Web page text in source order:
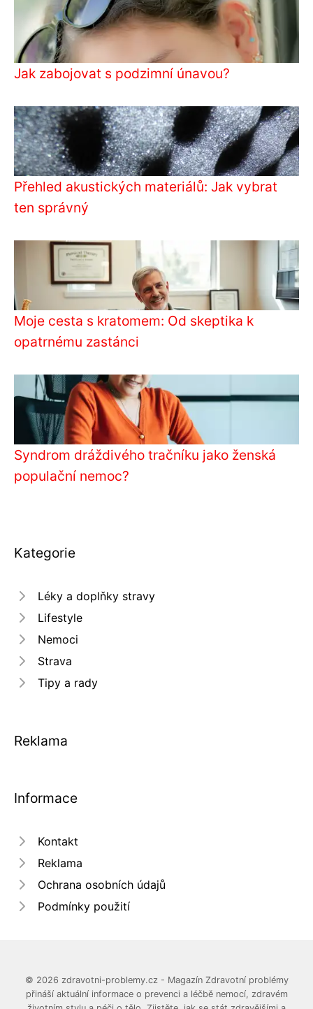
Jak zabojovat s podzimní únavou?
Přehled akustických materiálů: Jak vybrat
ten správný
Moje cesta s kratomem: Od skeptika k
opatrnému zastánci
Syndrom dráždivého tračníku jako ženská
populační nemoc?
Kategorie
Léky a doplňky stravy
Lifestyle
Nemoci
Strava
Tipy a rady
Reklama
Informace
Kontakt
Reklama
Ochrana osobních údajů
Podmínky použití
© 2026 zdravotni-problemy.cz - Magazín Zdravotní problémy
přináší aktuální informace o prevenci a léčbě nemocí, zdravém